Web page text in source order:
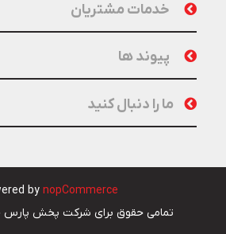
خدمات مشتریان
پیوند ها
ما را دنبال کنید
by nopCommerce
تمامی حقوق برای شرکت پخش